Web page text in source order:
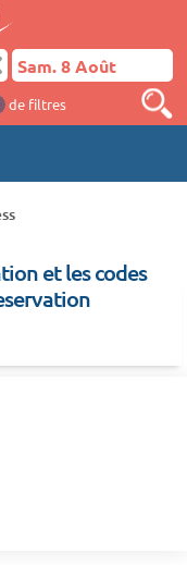
de filtres
et les codes